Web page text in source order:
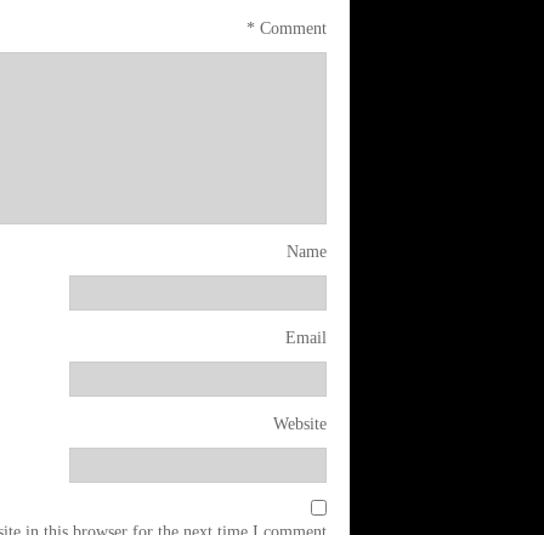
Comment
*
Name
Email
Website